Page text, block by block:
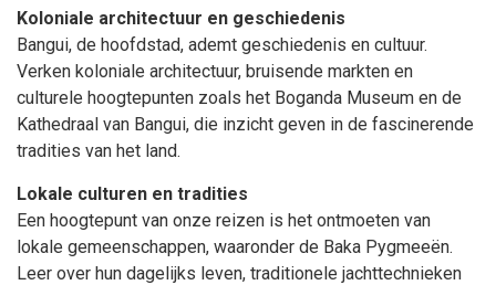
Koloniale architectuur en geschiedenis
Bangui, de hoofdstad, ademt geschiedenis en cultuur.
Verken koloniale architectuur, bruisende markten en
culturele hoogtepunten zoals het Boganda Museum en de
Kathedraal van Bangui, die inzicht geven in de fascinerende
tradities van het land.
Lokale culturen en tradities
Een hoogtepunt van onze reizen is het ontmoeten van
lokale gemeenschappen, waaronder de Baka Pygmeeën.
Leer over hun dagelijks leven, traditionele jachttechnieken